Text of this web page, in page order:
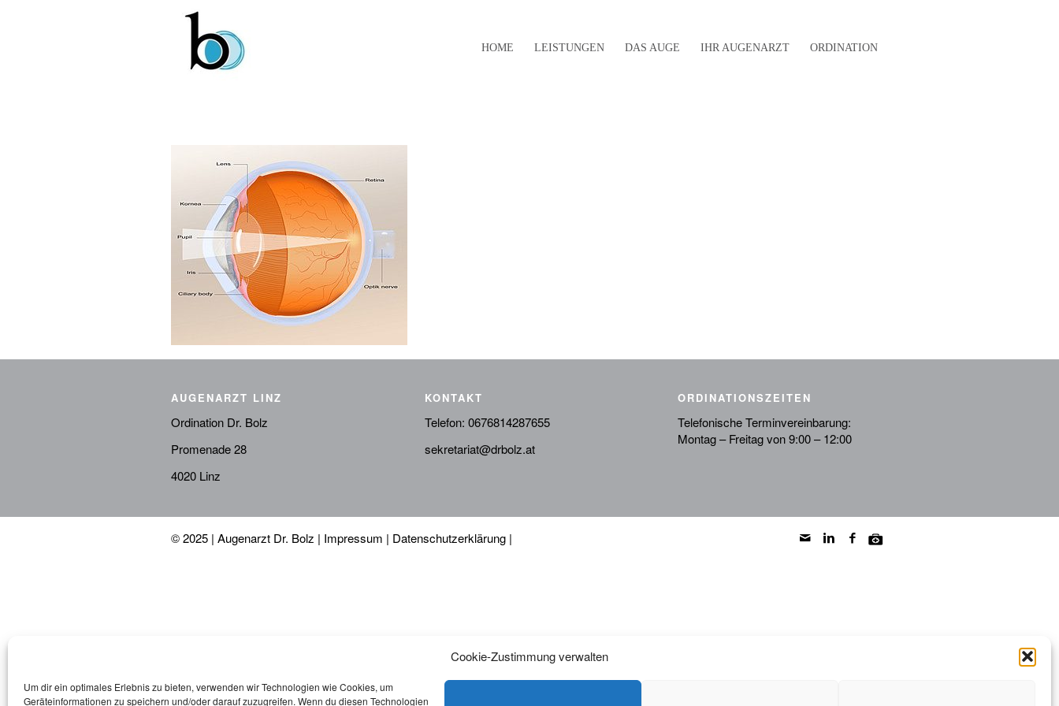
Cookie-Zustimmung verwalten
Um dir ein optimales Erlebnis zu bieten, verwenden wir Technologien wie Cookies, um
Geräteinformationen zu speichern und/oder darauf zuzugreifen. Wenn du diesen Technologien
HOME LEISTUNGEN DAS AUGE IHR AUGENARZT ORDINATION
AUGENARZT LINZ
Ordination Dr. Bolz
Promenade 28
4020 Linz
KONTAKT
Telefon: 0676814287655
sekretariat@drbolz.at
ORDINATIONSZEITEN
Telefonische Terminvereinbarung:
Montag – Freitag von 9:00 – 12:00
© 2025 | Augenarzt Dr. Bolz | Impressum | Datenschutzerklärung |